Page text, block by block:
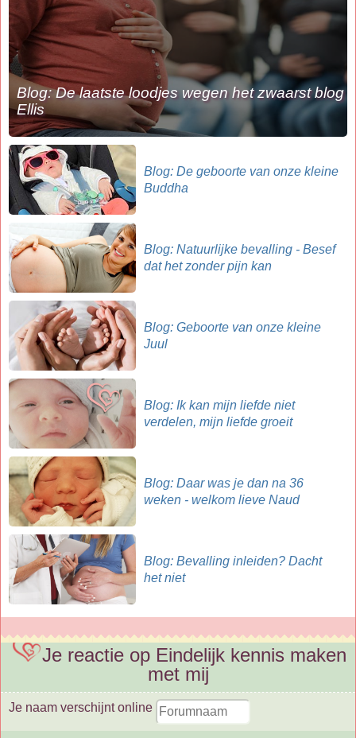
Blog: De laatste loodjes wegen het zwaarst blog
Ellis
Blog: De geboorte van onze kleine
Buddha
Blog: Natuurlijke bevalling - Besef
dat het zonder pijn kan
Blog: Geboorte van onze kleine
Juul
Blog: Ik kan mijn liefde niet
verdelen, mijn liefde groeit
Blog: Daar was je dan na 36
weken - welkom lieve Naud
Blog: Bevalling inleiden? Dacht
het niet
Je reactie op Eindelijk kennis maken
met mij
Je naam verschijnt online